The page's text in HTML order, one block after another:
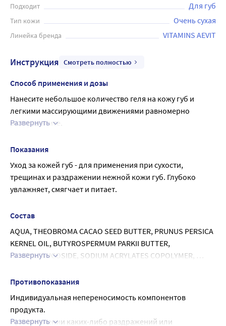
Подходит Для губ
Тип кожи Очень сухая
Линейка бренда VITAMINS AEVIT
Инструкция Смотреть полностью
Способ применения и дозы
Нанесите небольшое количество геля на кожу губ и
легкими массирующими движениями равномерно
распределите.
день.
Развернуть
Показания
Уход за кожей губ - для применения при сухости,
трещинах и раздражении нежной кожи губ. Глубоко
увлажняет, смягчает и питает.
Состав
AQUA, THEOBROMA CACAO SEED BUTTER, PRUNUS PERSICA
KERNEL OIL, BUTYROSPERMUM PARKII BUTTER,
XYLITYLGLUCOSIDE, SODIUM ACRYLATES COPOLYMER,
TOCOPHERYL ACETATE, RETINYL PALMITATE, CALENDULA
ETHYLHEXYLGLYCERIN, RUBUS IDAEUS JUICE, STEVIOSIDE,
PARFUM, TOCOPHEROL (MIXED), BETA-SITOSTEROL,
Развернуть
Противопоказания
Индивидуальная непереносимость компонентов
продукта.
При появлении каких-либо раздражений или
Развернуть